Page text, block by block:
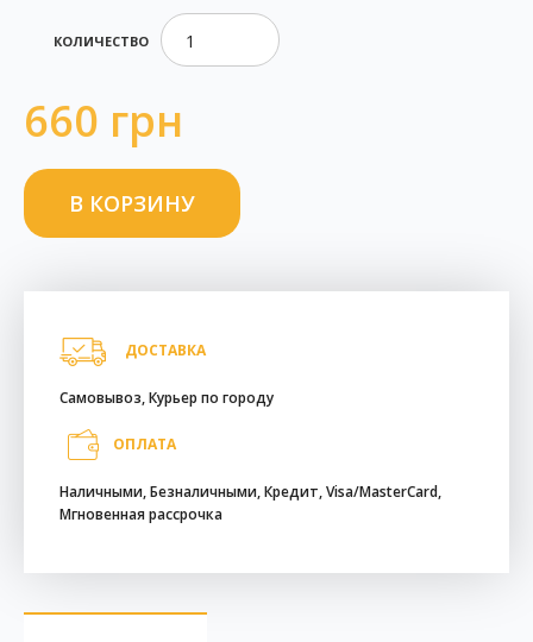
КОЛИЧЕСТВО
660 грн
ДОСТАВКА
Самовывоз, Курьер по городу
ОПЛАТА
Наличными, Безналичными, Кредит, Visa/MasterCard,
Мгновенная рассрочка